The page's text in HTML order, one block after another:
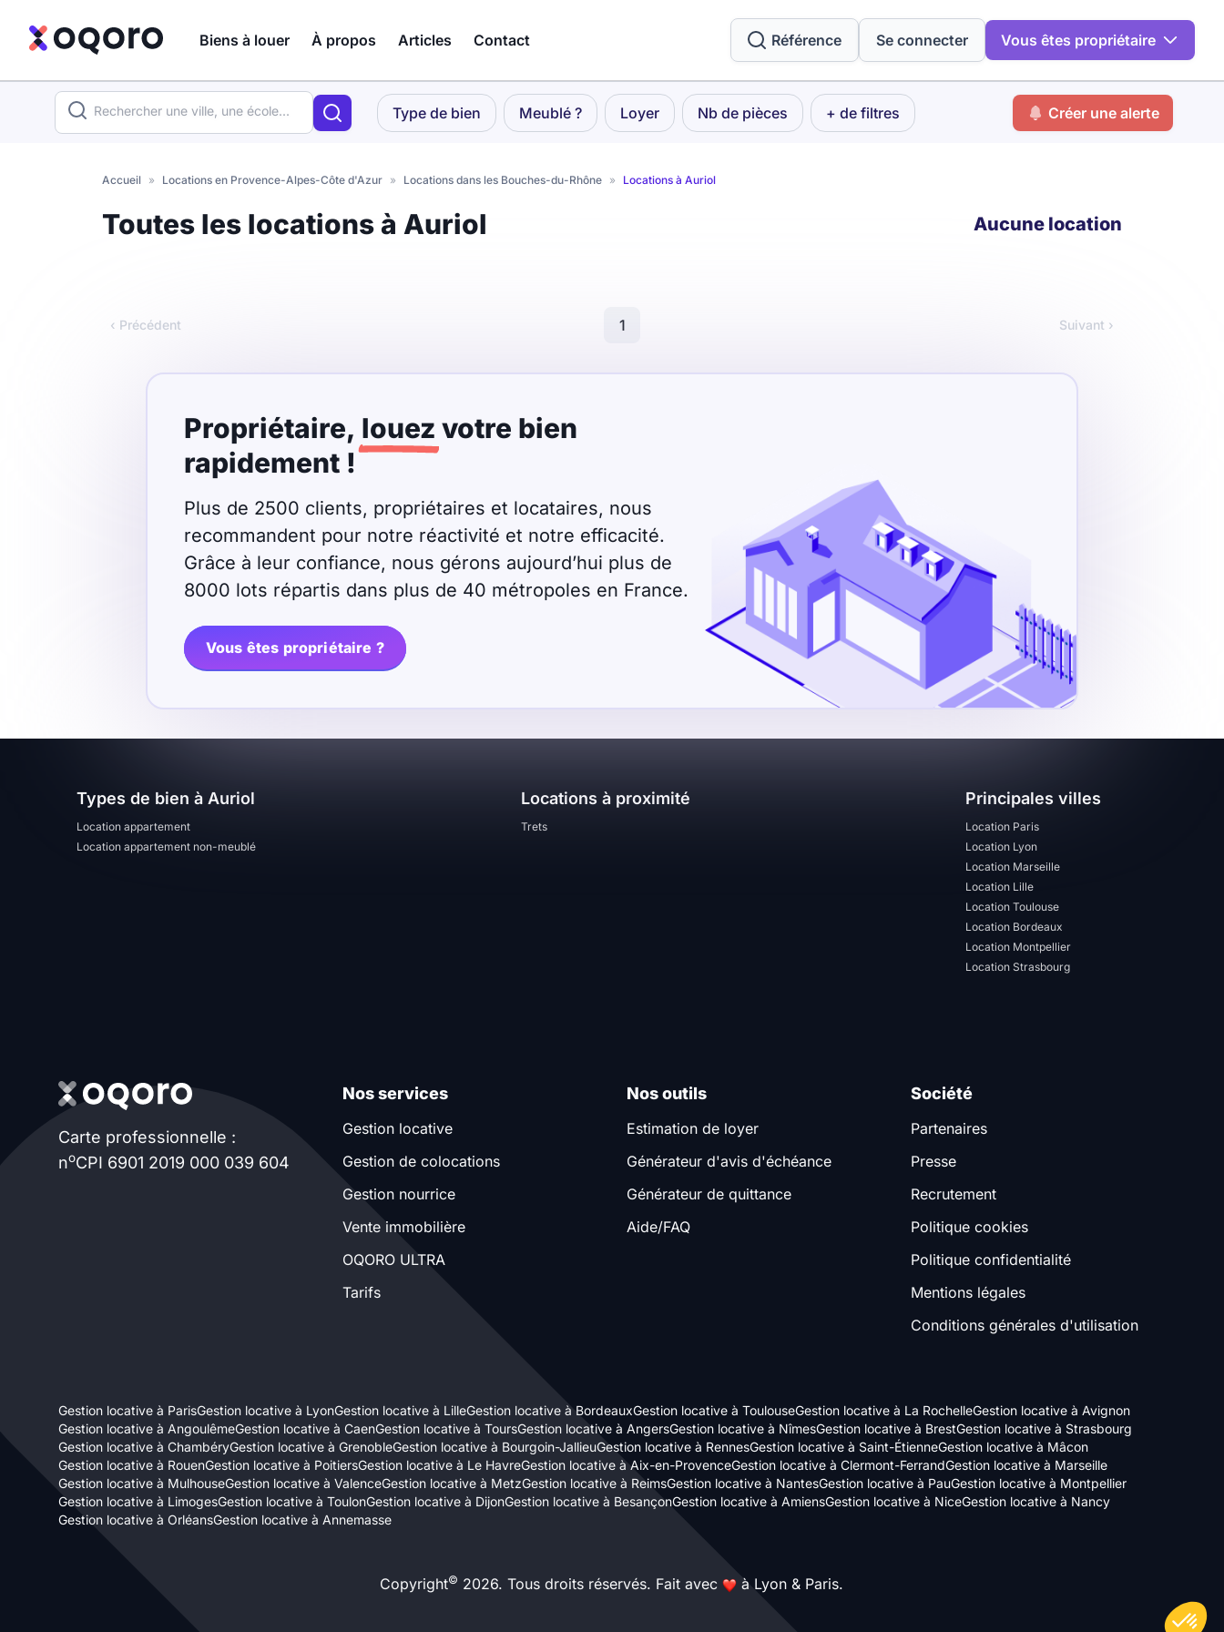
Biens à louer À propos Articles Contact Référence Se connecter Vous êtes propriétaire
Votre
Résidence étudiante
Non meublé
€
T11 T12
T14
Nombre de chambres
disponibles
chambres
disponibles
Local à vélo
Disponible à partir du
recherche
Type de bien Meublé ? Loyer Nb de pièces + de filtres Créer une alerte
Accueil » Locations en Provence-Alpes-Côte d'Azur » Locations dans les Bouches-du-Rhône » Locations à Auriol
Toutes les locations à Auriol Aucune location
‹ Précédent 1 Suivant ›
Propriétaire, louez votre bien
rapidement !
Plus de 2500 clients, propriétaires et locataires, nous
recommandent pour notre réactivité et notre efficacité.
Grâce à leur confiance, nous gérons aujourd’hui plus de
8000 lots répartis dans plus de 40 métropoles en France.
Vous êtes propriétaire ?
Types de bien à Auriol
Location appartement
Location appartement non-meublé
Locations à proximité
Trets
Principales villes
Location Paris
Location Lyon
Location Marseille
Location Lille
Location Toulouse
Location Bordeaux
Location Montpellier
Location Strasbourg
Carte professionnelle :
noCPI 6901 2019 000 039 604
Nos services
Gestion locative
Gestion de colocations
Gestion nourrice
Vente immobilière
OQORO ULTRA
Tarifs
Nos outils
Estimation de loyer
Générateur d'avis d'échéance
Générateur de quittance
Aide/FAQ
Société
Partenaires
Presse
Recrutement
Politique cookies
Politique confidentialité
Mentions légales
Conditions générales d'utilisation
Gestion locative à ParisGestion locative à LyonGestion locative à LilleGestion locative à BordeauxGestion locative à ToulouseGestion locative à La RochelleGestion locative à Avignon
Gestion locative à AngoulêmeGestion locative à CaenGestion locative à ToursGestion locative à AngersGestion locative à NîmesGestion locative à BrestGestion locative à Strasbourg
Gestion locative à ChambéryGestion locative à GrenobleGestion locative à Bourgoin-JallieuGestion locative à RennesGestion locative à Saint-ÉtienneGestion locative à Mâcon
Gestion locative à RouenGestion locative à PoitiersGestion locative à Le HavreGestion locative à Aix-en-ProvenceGestion locative à Clermont-FerrandGestion locative à Marseille
Gestion locative à MulhouseGestion locative à ValenceGestion locative à MetzGestion locative à ReimsGestion locative à NantesGestion locative à PauGestion locative à Montpellier
Gestion locative à LimogesGestion locative à ToulonGestion locative à DijonGestion locative à BesançonGestion locative à AmiensGestion locative à NiceGestion locative à Nancy
Gestion locative à OrléansGestion locative à Annemasse
Copyright© 2026. Tous droits réservés. Fait avec à Lyon & Paris.Axeptio consent
Plateforme de Gestion du Consentement : Personnalisez vos Options
Notre plateforme vous permet d'adapter et de gérer vos